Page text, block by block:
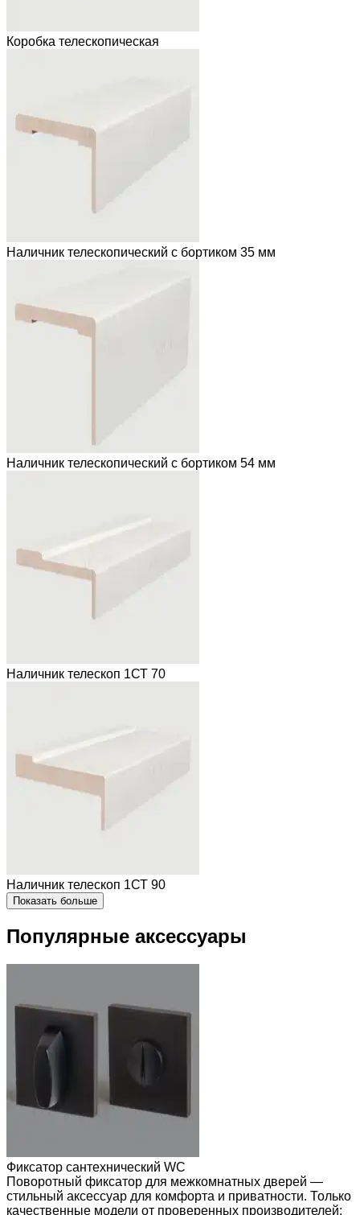
Коробка телескопическая
Наличник телескопический с бортиком 35 мм
Наличник телескопический с бортиком 54 мм
Наличник телескоп 1СТ 70
Наличник телескоп 1СТ 90
Показать больше
Популярные аксессуары
Фиксатор сантехнический WC
Поворотный фиксатор для межкомнатных дверей —
стильный аксессуар для комфорта и приватности. Только
качественные модели от проверенных производителей: